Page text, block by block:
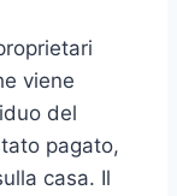
viene
del
pagato,
casa. Il